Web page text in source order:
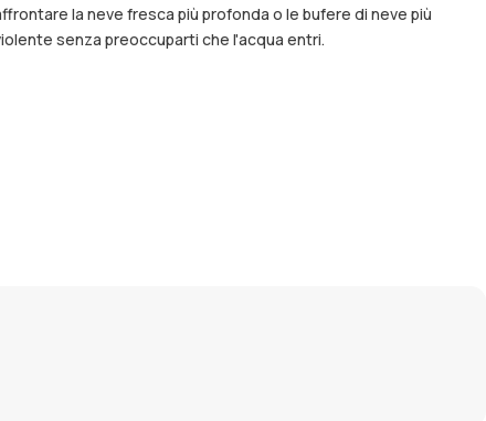
la neve fresca più profonda o le bufere di neve più
senza preoccuparti che l'acqua entri.